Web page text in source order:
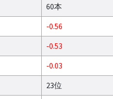
60本
-0.56
-0.53
-0.03
23位